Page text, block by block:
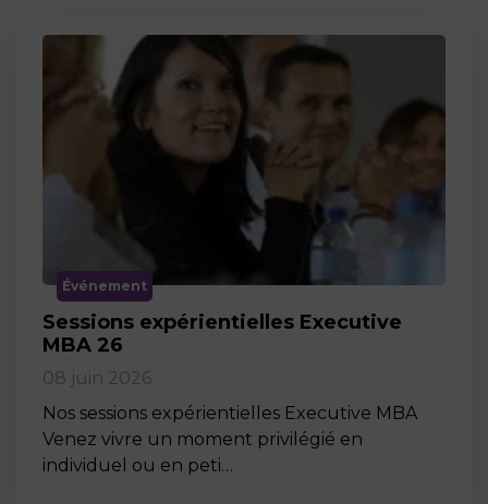
Événement
Sessions expérientielles Executive
MBA 26
08 juin 2026
Nos sessions expérientielles Executive MBA
Venez vivre un moment privilégié en
individuel ou en peti…